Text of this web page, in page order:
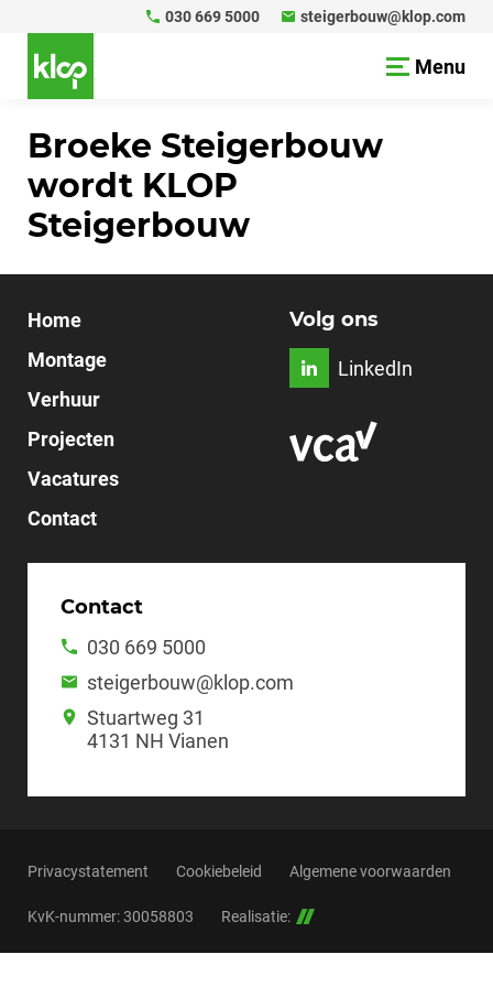
030 669 5000 steigerbouw@klop.com
Menu
Broeke Steigerbouw
wordt KLOP
Steigerbouw
Home
Montage
Verhuur
Projecten
Vacatures
Contact
Volg ons
LinkedIn
Contact
030 669 5000
steigerbouw@klop.com
Stuartweg 31
4131 NH Vianen
Privacystatement Cookiebeleid Algemene voorwaarden
KvK-nummer: 30058803 Realisatie: